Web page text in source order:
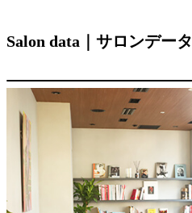
Salon data｜サロンデータ